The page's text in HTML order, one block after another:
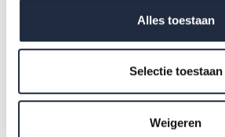
Alles toestaan
Selectie toestaan
Weigeren